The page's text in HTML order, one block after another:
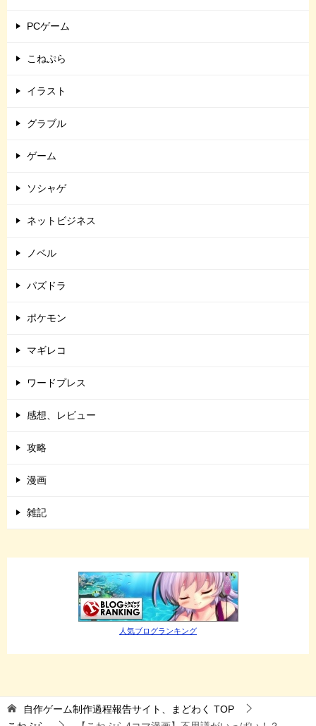
PCゲーム
こねぷら
イラスト
グラブル
ゲーム
ソシャゲ
ネットビジネス
ノベル
パズドラ
ポケモン
マギレコ
ワードプレス
感想、レビュー
攻略
漫画
雑記
人気ブログランキング
自作ゲーム制作過程報告サイト、まどわく TOP